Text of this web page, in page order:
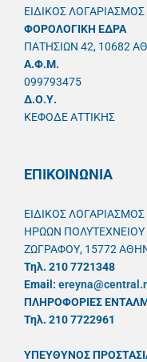
ΕΙΔΙΚΟΣ
ΦΟΡΟΛΟΓΙΚΗ ΕΔΡΑ
ΠΑΤΗΣΙΩΝ 42, 10682
A.Φ.Μ.
099793475
Δ.Ο.Υ.
ΚΕΦΟΔΕ ΑΤΤΙΚΗΣ
ΕΠΙΚΟΙΝΩΝΙΑ
ΕΙΔΙΚΟΣ
ΗΡΩΩΝ
ΖΩΓΡΑΦΟΥ, 15772
Τηλ. 210 7721348
Email:
ΠΛΗΡΟΦΟΡΙΕΣ
Τηλ. 210 7722961
ΥΠΕΥΘYΝΟΣ